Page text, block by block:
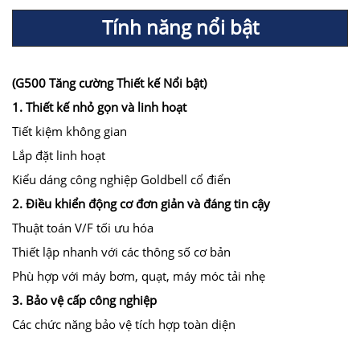
Tính năng nổi bật
(G500 Tăng cường Thiết kế Nổi bật)
1. Thiết kế nhỏ gọn và linh hoạt
Tiết kiệm không gian
Lắp đặt linh hoạt
Kiểu dáng công nghiệp Goldbell cổ điển
2. Điều khiển động cơ đơn giản và đáng tin cậy
Thuật toán V/F tối ưu hóa
Thiết lập nhanh với các thông số cơ bản
Phù hợp với máy bơm, quạt, máy móc tải nhẹ
3. Bảo vệ cấp công nghiệp
Các chức năng bảo vệ tích hợp toàn diện